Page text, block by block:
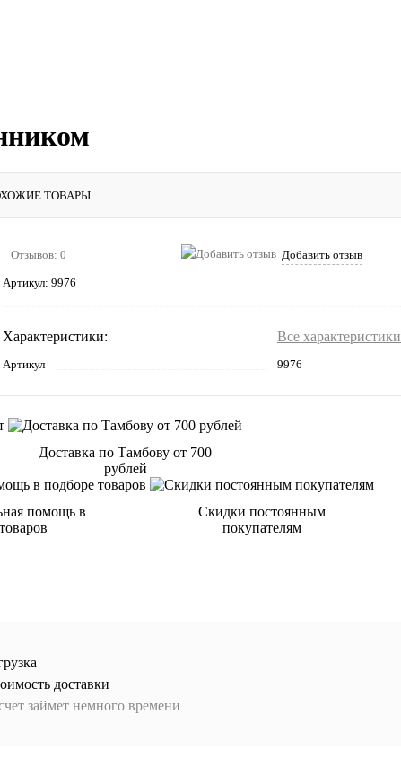
ТОВАРЫ
Отзывов: 0 Добавить отзыв
Артикул: 9976
Характеристики: Все характеристики
Артикул 9976
Доставка по Тамбову от 700
рублей
помощь в
Скидки постоянным
покупателям
доставки
займет немного времени